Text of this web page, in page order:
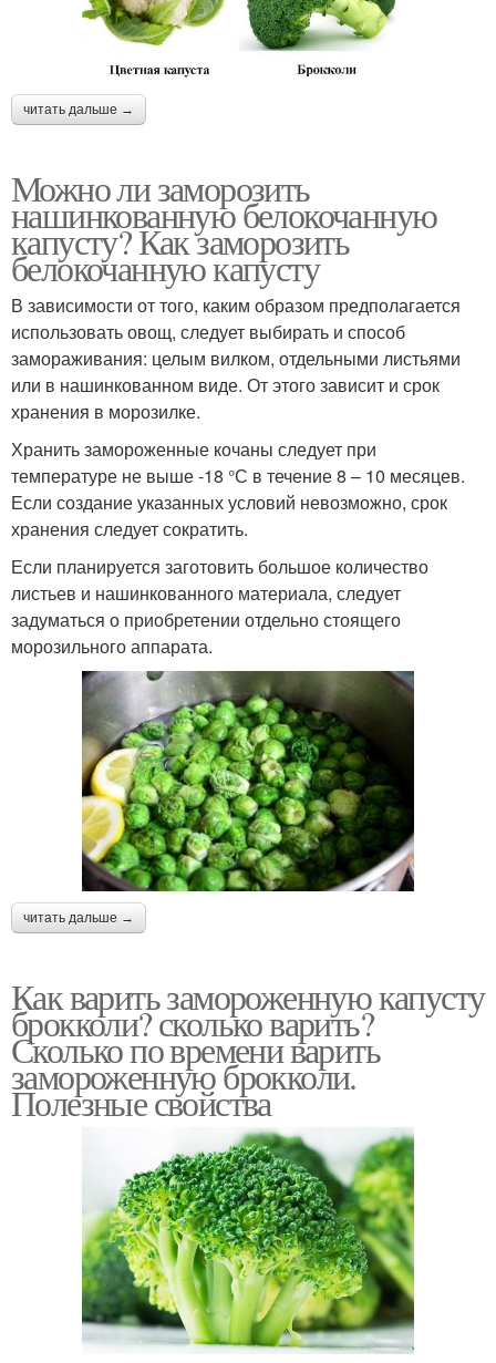
читать дальше →
Можно ли заморозить
нашинкованную белокочанную
капусту? Как заморозить
белокочанную капусту
В зависимости от того, каким образом предполагается
использовать овощ, следует выбирать и способ
замораживания: целым вилком, отдельными листьями
или в нашинкованном виде. От этого зависит и срок
хранения в морозилке.
Хранить замороженные кочаны следует при
температуре не выше -18 °С в течение 8 – 10 месяцев.
Если создание указанных условий невозможно, срок
хранения следует сократить.
Если планируется заготовить большое количество
листьев и нашинкованного материала, следует
задуматься о приобретении отдельно стоящего
морозильного аппарата.
читать дальше →
Как варить замороженную капусту
брокколи? сколько варить?
Сколько по времени варить
замороженную брокколи.
Полезные свойства